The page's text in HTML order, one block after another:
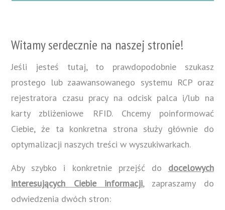
Witamy serdecznie na naszej stronie!
Jeśli jesteś tutaj, to prawdopodobnie szukasz
prostego lub zaawansowanego systemu RCP oraz
rejestratora czasu pracy na odcisk palca i/lub na
karty zbliżeniowe RFID. Chcemy poinformować
Ciebie, że ta konkretna strona służy głównie do
optymalizacji naszych treści w wyszukiwarkach.
Aby szybko i konkretnie przejść do docelowych
interesujących Ciebie informacji, zapraszamy do
odwiedzenia dwóch stron: